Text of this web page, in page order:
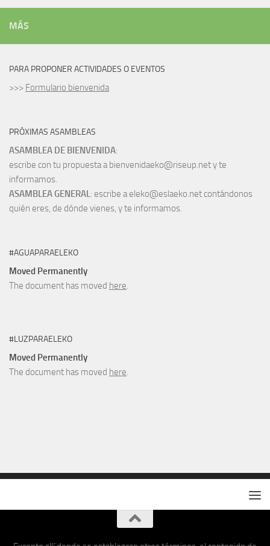
MÁS
PARA PROPONER ACTIVIDADES O EVENTOS
>>> Formulario bienvenida
PRÓXIMAS ASAMBLEAS
ASAMBLEA DE BIENVENIDA:
escribe con tu propuesta a bienvenidaeko@riseup.net y te
informamos.
ASAMBLEA GENERAL: escribe a eleko@eslaeko.net contándonos
quién eres, de dónde vienes, y te informamos.
#AGUAPARAELEKO
Moved Permanently
The document has moved here.
#LUZPARAELEKO
Moved Permanently
The document has moved here.